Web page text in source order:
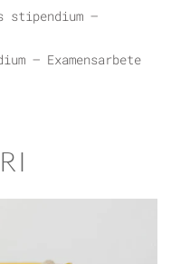
stipendium –
– Examensarbete